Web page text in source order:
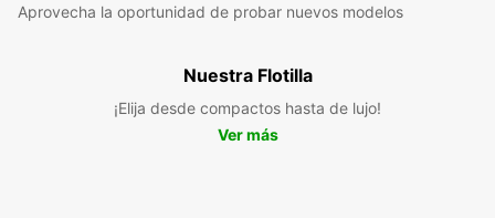
Aprovecha la oportunidad de probar nuevos modelos
Nuestra Flotilla
¡Elija desde compactos hasta de lujo!
Ver más